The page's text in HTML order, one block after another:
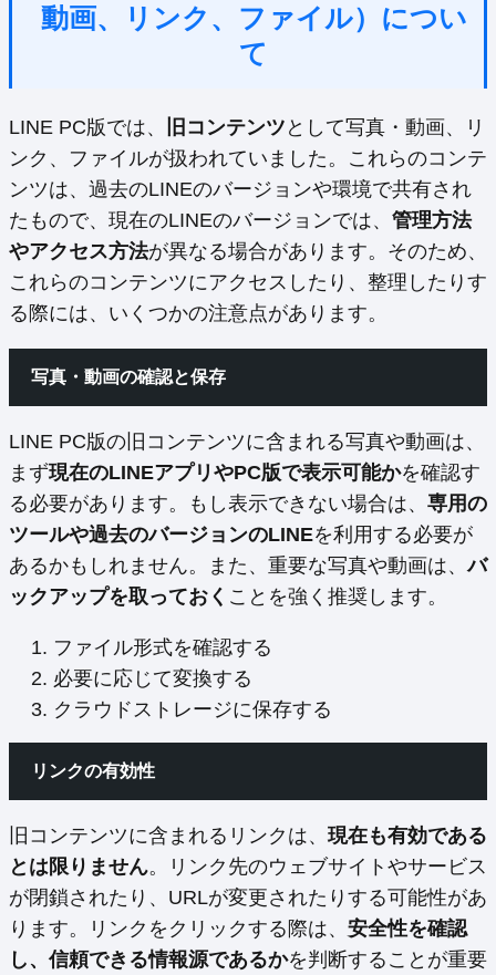
動画、リンク、ファイル）につい
て
LINE PC版では、 旧コンテンツ として写真・動画、リ
ンク、ファイルが扱われていました。これらのコンテ
ンツは、過去のLINEのバージョンや環境で共有され
たもので、現在のLINEのバージョンでは、 管理方法
やアクセス方法が異なる場合があります。そのため、
これらのコンテンツにアクセスしたり、整理したりす
る際には、いくつかの注意点があります。
写真・動画の確認と保存
LINE PC版の旧コンテンツに含まれる写真や動画は、
まず現在のLINEアプリやPC版で表示可能かを確認す
る必要があります。もし表示できない場合は、 専用の
ツールや過去のバージョンのLINEを利用する必要が
あるかもしれません。また、重要な写真や動画は、バ
ックアップを取っておく ことを強く推奨します。
ファイル形式を確認する
必要に応じて変換する
クラウドストレージに保存する
リンクの有効性
旧コンテンツに含まれるリンクは、 現在も有効である
とは限りません。リンク先のウェブサイトやサービス
が閉鎖されたり、URLが変更されたりする可能性があ
ります。リンクをクリックする際は、 安全性を確認
し、信頼できる情報源であるかを判断することが重要